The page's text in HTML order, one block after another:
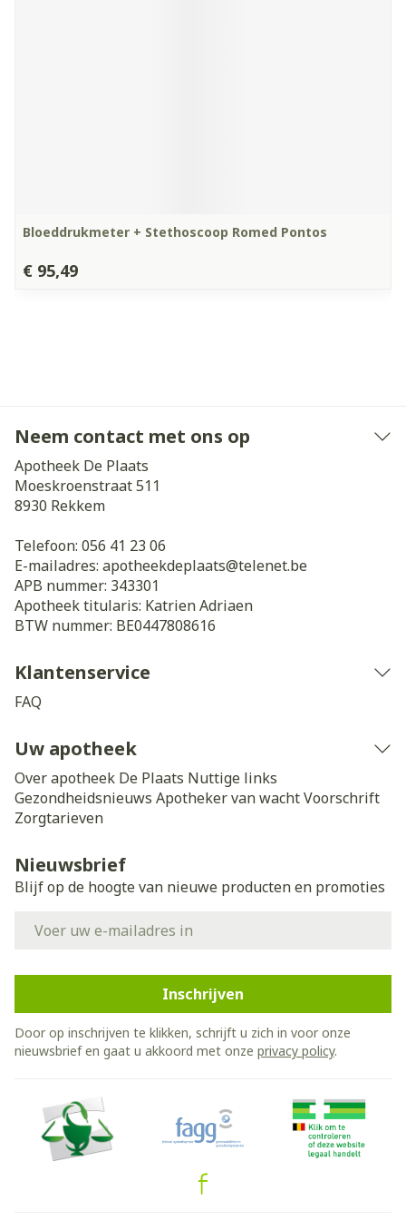
Bloeddrukmeter + Stethoscoop Romed Pontos
€ 95,49
Neem contact met ons op
Apotheek De Plaats
Moeskroenstraat 511
8930 Rekkem
Telefoon: 056 41 23 06
E-mailadres: apotheekdeplaats@telenet.be
APB nummer: 343301
Apotheek titularis: Katrien Adriaen
BTW nummer: BE0447808616
Klantenservice
FAQ
Uw apotheek
Over apotheek De Plaats Nuttige links
Gezondheidsnieuws Apotheker van wachtVoorschrift
Zorgtarieven
Nieuwsbrief
Blijf op de hoogte van nieuwe producten en promoties
Inschrijven
Door op inschrijven te klikken, schrijft u zich in voor onze
nieuwsbrief en gaat u akkoord met onze privacy policy.